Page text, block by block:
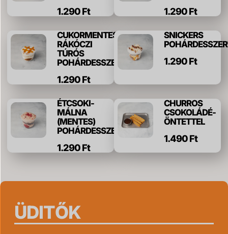
1.290 Ft 1.290 Ft
CUKORMENTES
RÁKÓCZI
TÚRÓS
POHÁRDESSZERT
1.290 Ft
SNICKERS
1.290 Ft
ÉTCSOKI-
MÁLNA
(MENTES)
POHÁRDESSZERT
1.290 Ft
CHURROS
CSOKOLÁDÉ-
ÖNTETTEL
1.490 Ft
ÜDITŐK